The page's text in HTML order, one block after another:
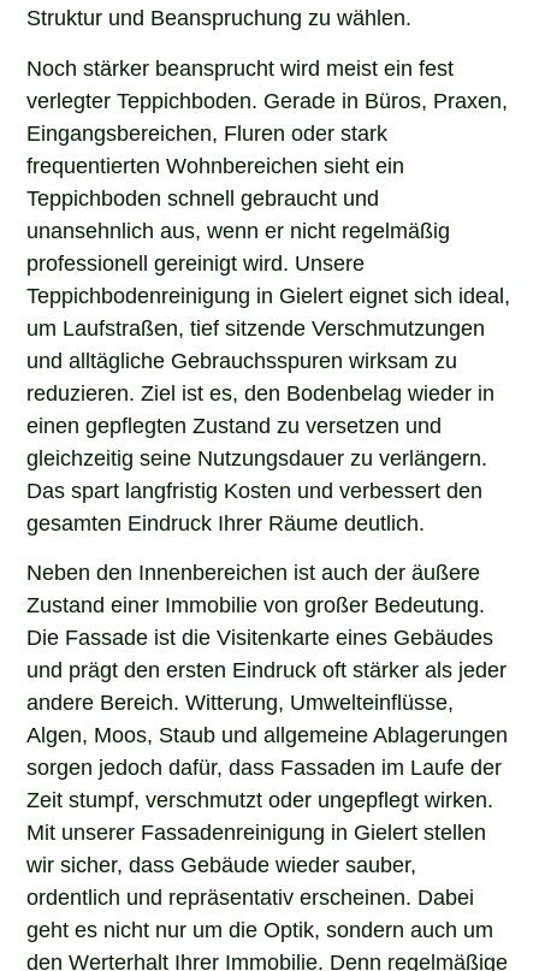
Struktur und Beanspruchung zu wählen.
Noch stärker beansprucht wird meist ein fest
verlegter Teppichboden. Gerade in Büros, Praxen,
Eingangsbereichen, Fluren oder stark
frequentierten Wohnbereichen sieht ein
Teppichboden schnell gebraucht und
unansehnlich aus, wenn er nicht regelmäßig
professionell gereinigt wird. Unsere
Teppichbodenreinigung in Gielert eignet sich ideal,
um Laufstraßen, tief sitzende Verschmutzungen
und alltägliche Gebrauchsspuren wirksam zu
reduzieren. Ziel ist es, den Bodenbelag wieder in
einen gepflegten Zustand zu versetzen und
gleichzeitig seine Nutzungsdauer zu verlängern.
Das spart langfristig Kosten und verbessert den
gesamten Eindruck Ihrer Räume deutlich.
Neben den Innenbereichen ist auch der äußere
Zustand einer Immobilie von großer Bedeutung.
Die Fassade ist die Visitenkarte eines Gebäudes
und prägt den ersten Eindruck oft stärker als jeder
andere Bereich. Witterung, Umwelteinflüsse,
Algen, Moos, Staub und allgemeine Ablagerungen
sorgen jedoch dafür, dass Fassaden im Laufe der
Zeit stumpf, verschmutzt oder ungepflegt wirken.
Mit unserer Fassadenreinigung in Gielert stellen
wir sicher, dass Gebäude wieder sauber,
ordentlich und repräsentativ erscheinen. Dabei
geht es nicht nur um die Optik, sondern auch um
den Werterhalt Ihrer Immobilie. Denn regelmäßige